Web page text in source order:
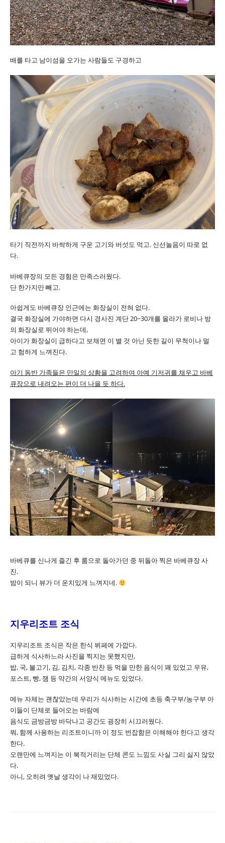
배를 타고 남이섬을 오가는 사람들도 구경하고
타기 직전까지 바싹하게 구운 고기와 버섯도 먹고. 신선놀음이 따로 없
다.
바베큐장의 모든 경험은 만족스러웠다.
단 한가지만 빼고.
아쉽게도 바베큐장 인근에는 화장실이 전혀 없다.
결국 화장실에 가야하면 다시 경사진 계단 20~30개를 올라가 로비나 방
의 화장실로 뛰어야 하는데,
아이가 화장실이 급하다고 보채면 이 별 것 아닌 듯한 길이 무척이나 멀
고 험하게 느껴진다.
아기 동반 가족들은 만일의 상황을 고려하여 아예 기저귀를 채우고 바베
큐장으로 내려오는 편이 더 나을 듯 하다.
바베큐를 신나게 즐긴 후 룸으로 돌아가던 중 뒤돌아 찍은 바베큐장 사
진.
밤이 되니 뷰가 더 운치있게 느껴지네.
지우리조트 조식
지우리조트 조식은 작은 한식 뷔페에 가깝다.
급하게 식사하느라 사진을 찍지는 못했지만,
밥, 국, 불고기, 김, 김치, 각종 반찬 등 먹을 만한 음식이 꽤 있었고 우유,
포스트, 빵, 잼 등 약간의 서양식 메뉴도 있었다.
메뉴 자체는 괜찮았는데 우리가 식사하는 시간에 초등 축구부/농구부 아
이들이 단체로 들어오는 바람에
음식도 금방금방 바닥나고 공간도 굉장히 시끄러웠다.
뭐, 함께 사용하는 리조트이니까 이 정도 번잡함은 이해해야 한다고 생각
한다.
오랜만에 느껴지는 이 북적거리는 단체 콘도 느낌도 사실 그리 싫지 않았
다.
아니, 오히려 옛날 생각이 나 재밌었다.